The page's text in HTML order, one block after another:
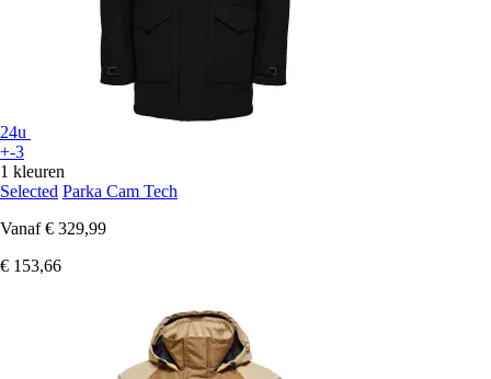
24u
+-3
1 kleuren
Selected Parka Cam Tech
Vanaf € 329,99
€ 153,66